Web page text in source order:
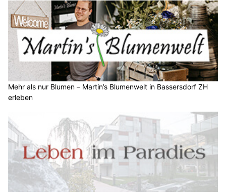
Mehr als nur Blumen – Martin’s Blumenwelt in Bassersdorf ZH
erleben